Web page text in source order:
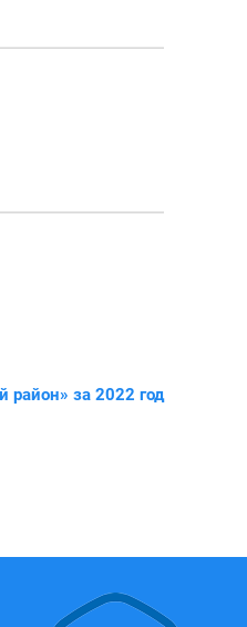
за 2022 год